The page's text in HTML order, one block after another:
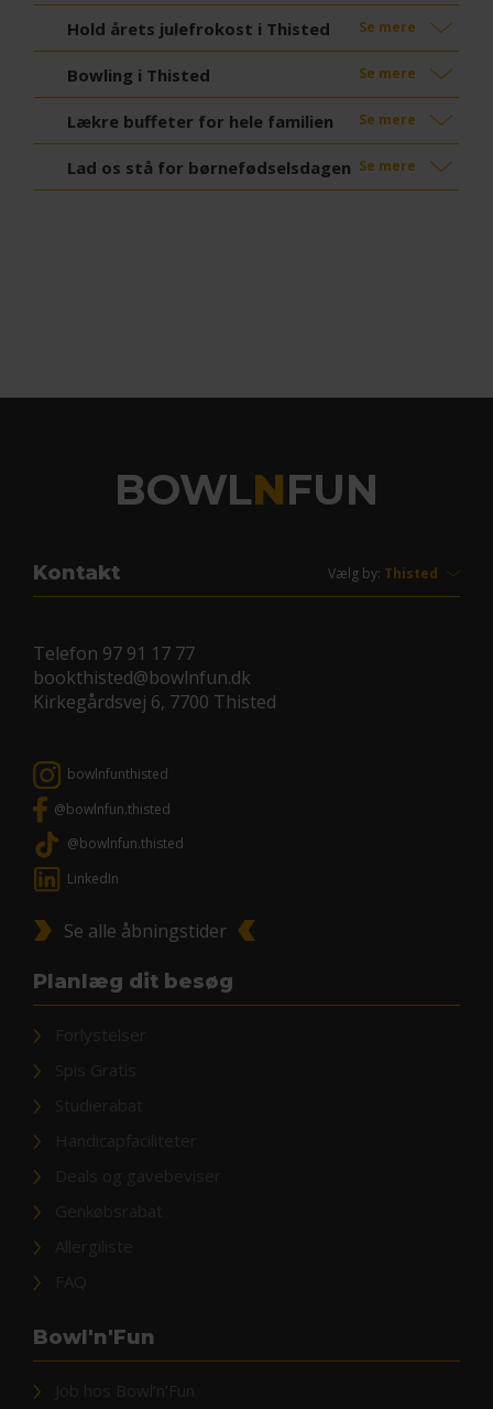
Se mere
Hold årets julefrokost i Thisted
Se mere
Bowling i Thisted
Se mere
Lækre buffeter for hele familien
Se mere
Lad os stå for børnefødselsdagen
BOWLNFUN
Planlæg dit besøg
Bowl'n'Fun
Kontakt Vælg by:
Telefon 97 91 17 77
bookthisted@bowlnfun.dk
Kirkegårdsvej 6, 7700 Thisted
bowlnfunthisted
@bowlnfun.thisted
@bowlnfun.thisted
LinkedIn
Se alle åbningstider